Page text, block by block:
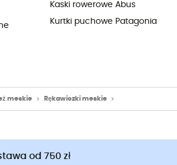
Kaski rowerowe Abus
Kurtki puchowe Patagonia
meskie Rękawiczki meskie
od 750 zł